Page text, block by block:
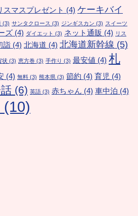
スマスプレゼント (4) ケーキバイ
(3) サンタクロース (3) ジンギスカン (3) スイーツ
ズ (4) ダイエット (3) ネット通販 (4) リス
詣 (4) 北海道 (4) 北海道新幹線 (5)
状 (3) 恵方巻 (3) 手作り (3) 最安値 (4) 札
(4) 無料 (3) 熊本県 (3) 節約 (4) 育児 (4)
(6) 英語 (3) 赤ちゃん (4) 車中泊 (4)
(10)